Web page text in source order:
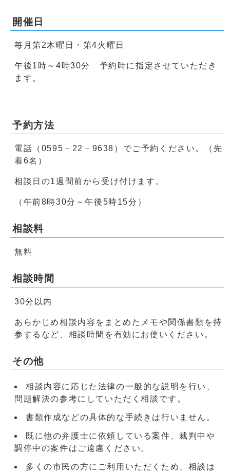
開催日
毎月第2木曜日・第4火曜日
午後1時～4時30分 予約時に指定させていただき
ます。
予約方法
電話（0595－22－9638）でご予約ください。（先
着6名）
相談日の1週間前から受け付けます。
（午前8時30分～午後5時15分）
相談料
無料
相談時間
30分以内
あらかじめ相談内容をまとめたメモや関係書類を持
参するなど、相談時間を有効にお使いください。
その他
相談内容に応じた法律の一般的な説明を行い、
問題解決の参考にしていただく相談です。
書類作成などの具体的な手続きは行いません。
既に他の弁護士に依頼している案件、裁判中や
調停中の案件はご遠慮ください。
多くの市民の方にご利用いただくため、相談は